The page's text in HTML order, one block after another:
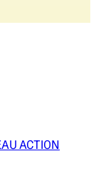
ACTION